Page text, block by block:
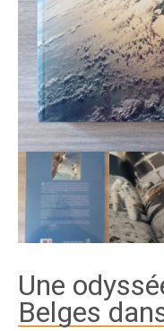
Une
Belges